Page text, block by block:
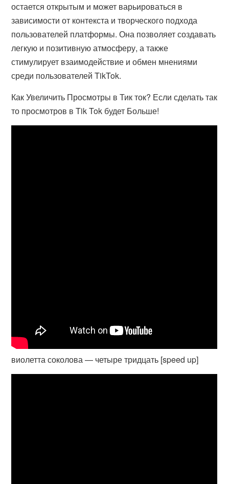
остается открытым и может варьироваться в
зависимости от контекста и творческого подхода
пользователей платформы. Она позволяет создавать
легкую и позитивную атмосферу, а также
стимулирует взаимодействие и обмен мнениями
среди пользователей TikTok.
Как Увеличить Просмотры в Тик ток? Если сделать так
то просмотров в Tik Tok будет Больше!
виолетта соколова — четыре тридцать [speed up]